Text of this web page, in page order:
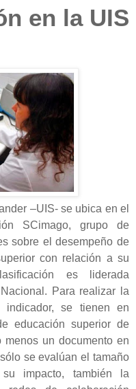
en la UIS
–UIS- se ubica en el
SCimago, grupo de
sobre el desempeño de
con relación a su
es liderada
Para realizar la
se tienen en
educación superior de
menos un documento en
se evalúan el tamaño
impacto, también la